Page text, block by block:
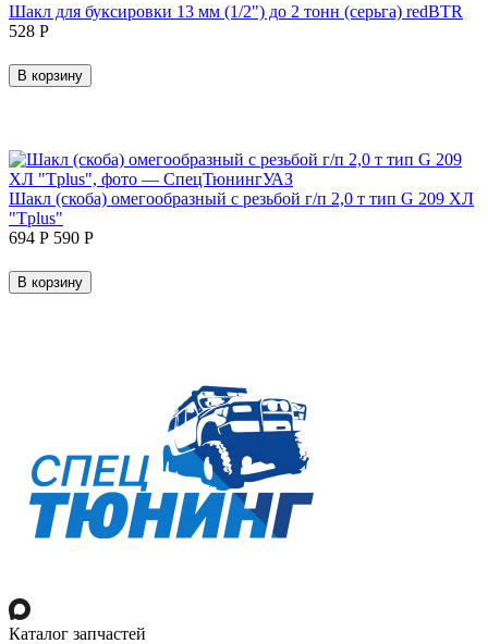
Шакл для буксировки 13 мм (1/2") до 2 тонн (серьга) redBTR
‍528‍ Р
В корзину
Шакл (скоба) омегообразный с резьбой г/п 2,0 т тип G 209 ХЛ
"Tplus"
‍694‍ Р ‍590‍ Р
В корзину
Каталог запчастей